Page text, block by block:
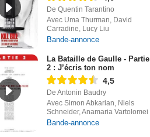
De Quentin Tarantino
Avec Uma Thurman, David
Carradine, Lucy Liu
Bande-annonce
La Bataille de Gaulle - Partie
2 : J’écris ton nom
4,5
De Antonin Baudry
Avec Simon Abkarian, Niels
Schneider, Anamaria Vartolomei
Bande-annonce